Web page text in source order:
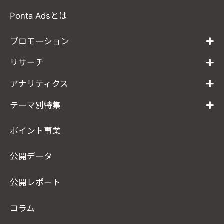
Ponta Adsとは
プロモーション
リサーチ
アナリティクス
テーマ別特集
ポイント事業
公開データ
公開レポート
コラム